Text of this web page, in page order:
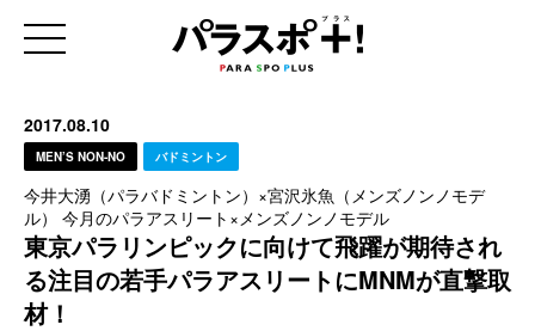
2017.08.10
MEN’S NON-NO バドミントン
今井大湧（パラバドミントン）×宮沢氷魚（メンズノンノモデ
ル） 今月のパラアスリート×メンズノンノモデル
東京パラリンピックに向けて飛躍が期待され
る注目の若手パラアスリートにMNMが直撃取
材！